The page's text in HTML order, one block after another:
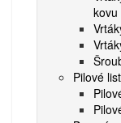
kovu
Pilové